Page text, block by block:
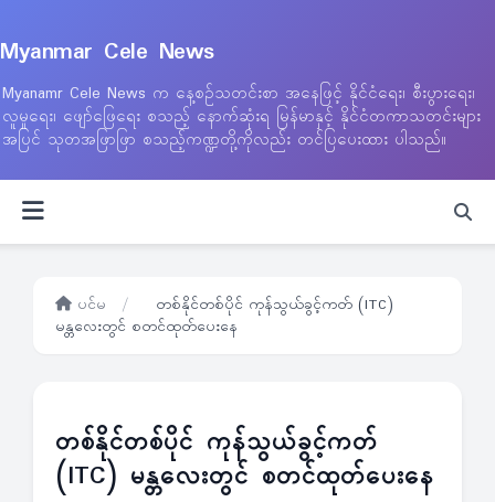
Myanmar Cele News
Myanamr Cele News က နေ့စဉ်သတင်းစာ အနေဖြင့် နိုင်ငံရေး၊ စီးပွားရေး၊
လူမှုရေး၊ ဖျော်ဖြေရေး စသည့် နောက်ဆုံးရ မြန်မာနှင့် နိုင်ငံတကာသတင်းများ
အပြင် သုတအဖြာဖြာ စသည့်ကဏ္ဍတို့ကိုလည်း တင်ပြပေးထား ပါသည်။
ပင်မ /
တစ်နိုင်တစ်ပိုင် ကုန်သွယ်ခွင့်ကတ် (ITC)
မန္တလေးတွင် စတင်ထုတ်ပေးနေ
တစ်နိုင်တစ်ပိုင် ကုန်သွယ်ခွင့်ကတ်
(ITC) မန္တလေးတွင် စတင်ထုတ်ပေးနေ